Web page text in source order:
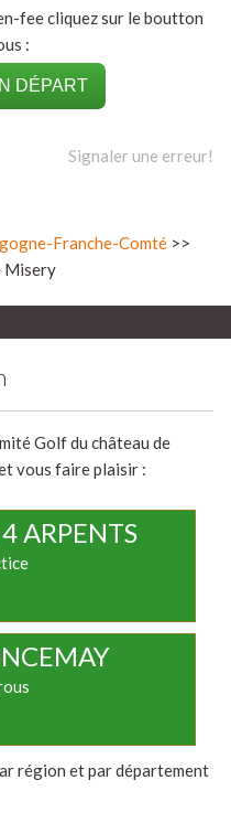
fee cliquez sur le boutton
:
DÉPART
Signaler une erreur!
Franche-Comté >>
Misery
Golf du château de
vous faire plaisir :
ARPENTS
région et par département